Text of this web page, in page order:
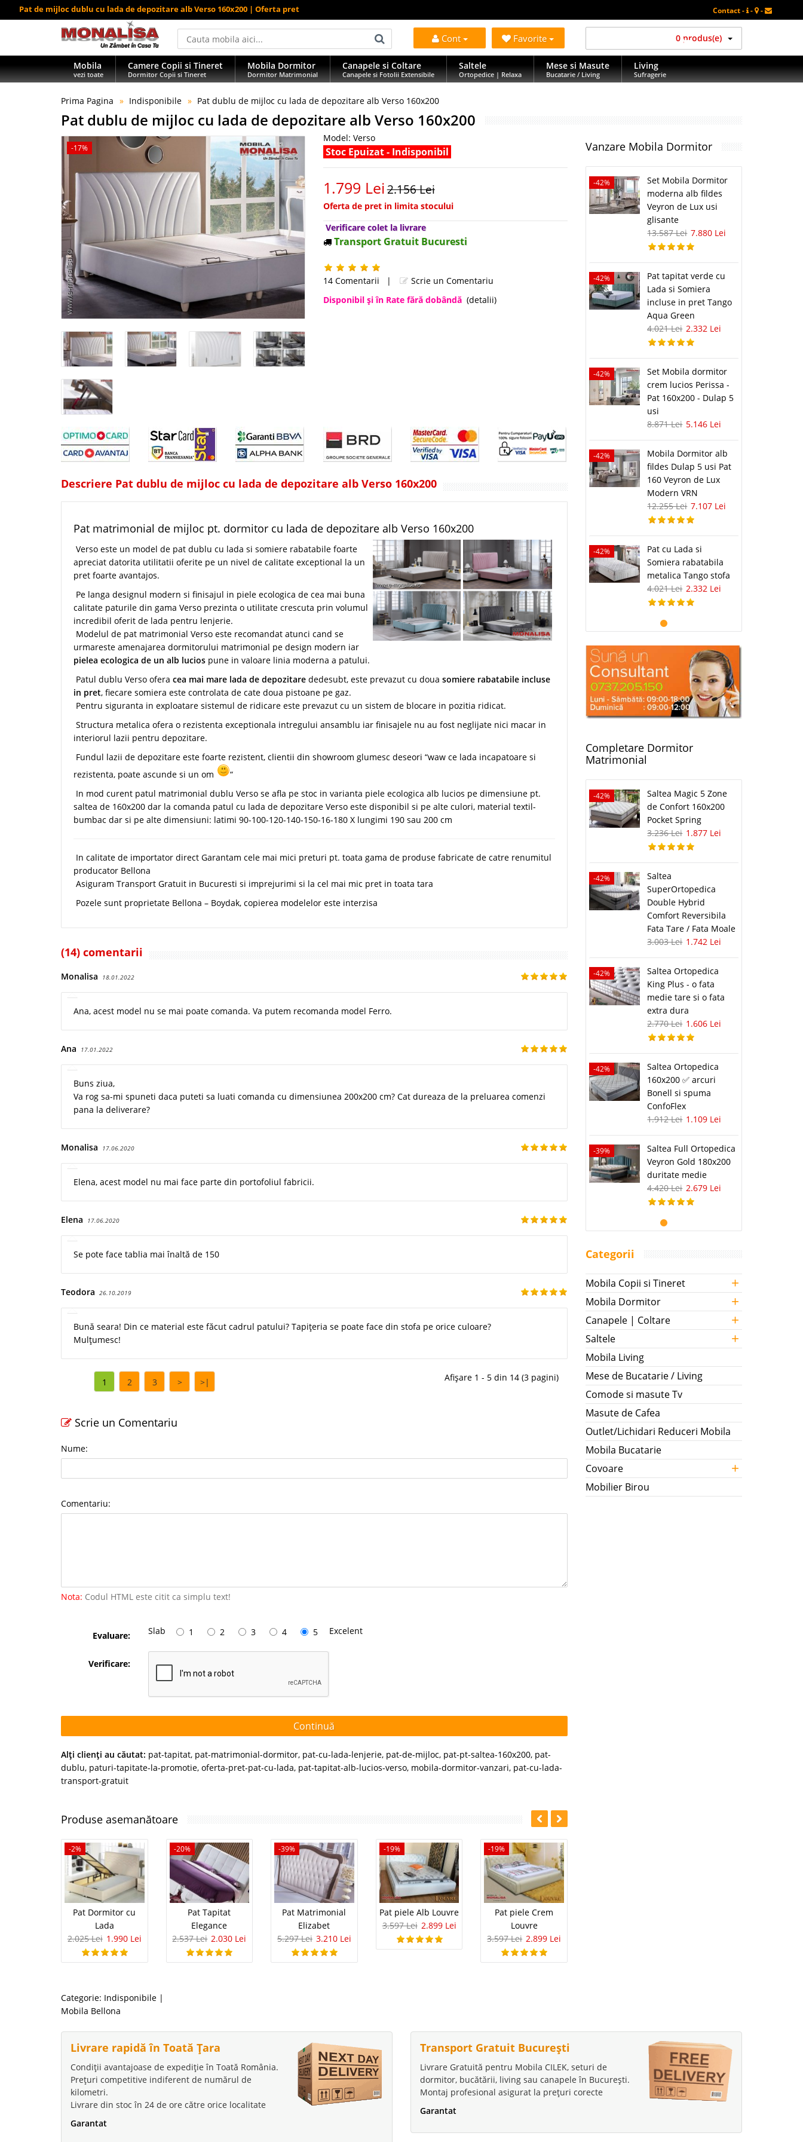
Pat de mijloc dublu cu lada de depozitare alb Verso 160x200 | Oferta pret Contact - - -
Cont Favorite 0 produs(e)
Mobila
vezi toate
Camere Copii si Tineret
Dormitor Copii si Tineret
Mobila Dormitor
Dormitor Matrimonial
Canapele si Coltare
Canapele si Fotolii Extensibile
Saltele
Ortopedice | Relaxa
Mese si Masute
Bucatarie / Living
Living
Sufragerie
Prima Pagina Indisponibile Pat dublu de mijloc cu lada de depozitare alb Verso 160x200
Pat dublu de mijloc cu lada de depozitare alb Verso 160x200
-17%
Model: Verso
Stoc Epuizat - Indisponibil
1.799 Lei2.156 Lei
Oferta de pret in limita stocului
Verificare colet la livrare
Transport Gratuit Bucuresti
14 Comentarii |
Scrie un Comentariu
Disponibil şi în Rate fără dobândă (detalii)
Descriere Pat dublu de mijloc cu lada de depozitare alb Verso 160x200
Pat matrimonial de mijloc pt. dormitor cu lada de depozitare alb Verso 160x200
Verso este un model de pat dublu cu lada si somiere rabatabile foarte
apreciat datorita utilitatii oferite pe un nivel de calitate exceptional la un
pret foarte avantajos.
Pe langa designul modern si finisajul in piele ecologica de cea mai buna
calitate paturile din gama Verso prezinta o utilitate crescuta prin volumul
incredibil oferit de lada pentru lenjerie.
Modelul de pat matrimonial Verso este recomandat atunci cand se
urmareste amenajarea dormitorului matrimonial pe design modern iar
pielea ecologica de un alb lucios pune in valoare linia moderna a patului.
Patul dublu Verso ofera cea mai mare lada de depozitare dedesubt, este prevazut cu doua somiere rabatabile incluse
in pret, fiecare somiera este controlata de cate doua pistoane pe gaz.
Pentru siguranta in exploatare sistemul de ridicare este prevazut cu un sistem de blocare in pozitia ridicat.
Structura metalica ofera o rezistenta exceptionala intregului ansamblu iar finisajele nu au fost neglijate nici macar in
interiorul lazii pentru depozitare.
Fundul lazii de depozitare este foarte rezistent, clientii din showroom glumesc deseori “waw ce lada incapatoare si
rezistenta, poate ascunde si un om
“
In mod curent patul matrimonial dublu Verso se afla pe stoc in varianta piele ecologica alb lucios pe dimensiune pt.
saltea de 160x200 dar la comanda patul cu lada de depozitare Verso este disponibil si pe alte culori, material textil-
bumbac dar si pe alte dimensiuni: latimi 90-100-120-140-150-16-180 X lungimi 190 sau 200 cm
In calitate de importator direct Garantam cele mai mici preturi pt. toata gama de produse fabricate de catre renumitul
producator Bellona
Asiguram Transport Gratuit in Bucuresti si imprejurimi si la cel mai mic pret in toata tara
Pozele sunt proprietate Bellona – Boydak, copierea modelelor este interzisa
(14) comentarii
Monalisa 18.01.2022
Ana, acest model nu se mai poate comanda. Va putem recomanda model Ferro.
Ana 17.01.2022
Buns ziua,
Va rog sa-mi spuneti daca puteti sa luati comanda cu dimensiunea 200x200 cm? Cat dureaza de la preluarea comenzi
pana la deliverare?
Monalisa 17.06.2020
Elena, acest model nu mai face parte din portofoliul fabricii.
Elena 17.06.2020
Se pote face tablia mai înaltă de 150
Teodora 26.10.2019
Bună seara! Din ce material este făcut cadrul patului? Tapițeria se poate face din stofa pe orice culoare?
Mulțumesc!
1 2 3 > >| Afișare 1 - 5 din 14 (3 pagini)
Scrie un Comentariu
Nume:
Comentariu:
Nota: Codul HTML este citit ca simplu text!
Evaluare: Slab 1 2 3 4 5 Excelent
Verificare:
Continuă
Alţi clienţi au căutat: pat-tapitat, pat-matrimonial-dormitor, pat-cu-lada-lenjerie, pat-de-mijloc, pat-pt-saltea-160x200, pat-
dublu, paturi-tapitate-la-promotie, oferta-pret-pat-cu-lada, pat-tapitat-alb-lucios-verso, mobila-dormitor-vanzari, pat-cu-lada-
transport-gratuit
Produse asemanătoare
-2%
Pat Dormitor cu
Lada
2.025 Lei 1.990 Lei
-20%
Pat Tapitat
Elegance
2.537 Lei 2.030 Lei
-39%
Pat Matrimonial
Elizabet
5.297 Lei 3.210 Lei
-19%
Pat piele Alb Louvre
3.597 Lei 2.899 Lei
-19%
Pat piele Crem
Louvre
3.597 Lei 2.899 Lei
Categorie: Indisponibile |
Mobila Bellona
Vanzare Mobila Dormitor
-42%
Set Mobila Dormitor
moderna alb fildes
Veyron de Lux usi
glisante
13.587 Lei 7.880 Lei
-42%
Pat tapitat verde cu
Lada si Somiera
incluse in pret Tango
Aqua Green
4.021 Lei 2.332 Lei
-42%
Set Mobila dormitor
crem lucios Perissa -
Pat 160x200 - Dulap 5
usi
8.871 Lei 5.146 Lei
-42%
Mobila Dormitor alb
fildes Dulap 5 usi Pat
160 Veyron de Lux
Modern VRN
12.255 Lei 7.107 Lei
-42%
Pat cu Lada si
Somiera rabatabila
metalica Tango stofa
4.021 Lei 2.332 Lei
Completare Dormitor
Matrimonial
-42%
Saltea Magic 5 Zone
de Confort 160x200
Pocket Spring
3.236 Lei 1.877 Lei
-42%
Saltea
SuperOrtopedica
Double Hybrid
Comfort Reversibila
Fata Tare / Fata Moale
3.003 Lei 1.742 Lei
-42%
Saltea Ortopedica
King Plus - o fata
medie tare si o fata
extra dura
2.770 Lei 1.606 Lei
-42%
Saltea Ortopedica
160x200 ✅ arcuri
Bonell si spuma
ConfoFlex
1.912 Lei 1.109 Lei
-39%
Saltea Full Ortopedica
Veyron Gold 180x200
duritate medie
4.420 Lei 2.679 Lei
Categorii
Mobila Copii si Tineret +
Mobila Dormitor +
Canapele | Coltare +
Saltele +
Mobila Living
Mese de Bucatarie / Living
Comode si masute Tv
Masute de Cafea
Outlet/Lichidari Reduceri Mobila
Mobila Bucatarie
Covoare
+
Mobilier Birou
Livrare rapidă în Toată Țara
Condiții avantajoase de expediție în Toată România.
Prețuri competitive indiferent de numărul de
kilometri.
Livrare din stoc în 24 de ore către orice localitate
Garantat
Transport Gratuit București
Livrare Gratuită pentru Mobila CILEK, seturi de
dormitor, bucătării, living sau canapele în București.
Montaj profesional asigurat la prețuri corecte
Garantat